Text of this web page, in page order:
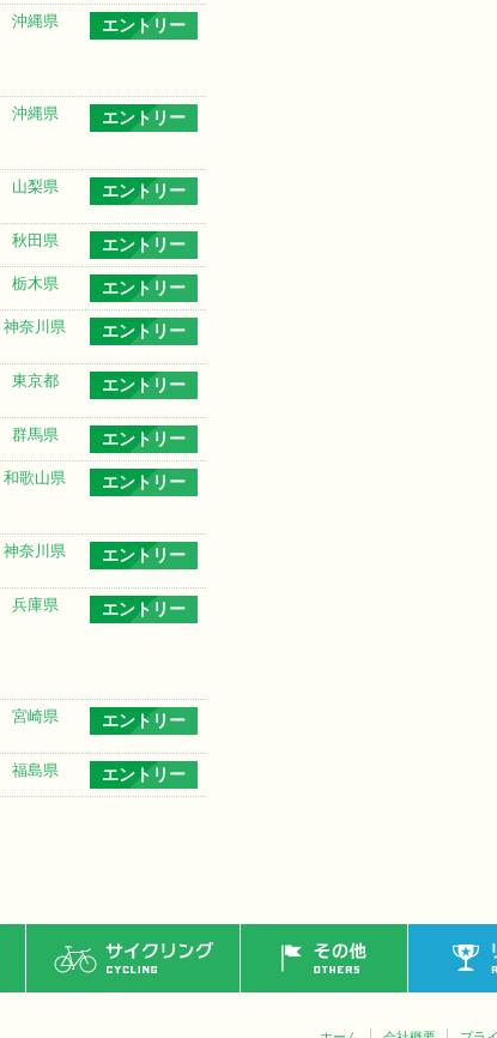
沖縄県 エントリー
沖縄県 エントリー
山梨県 エントリー
秋田県 エントリー
栃木県 エントリー
神奈川県 エントリー
東京都 エントリー
群馬県 エントリー
和歌山県 エントリー
神奈川県 エントリー
兵庫県 エントリー
宮崎県 エントリー
福島県 エントリー
サイクリング その他 リ